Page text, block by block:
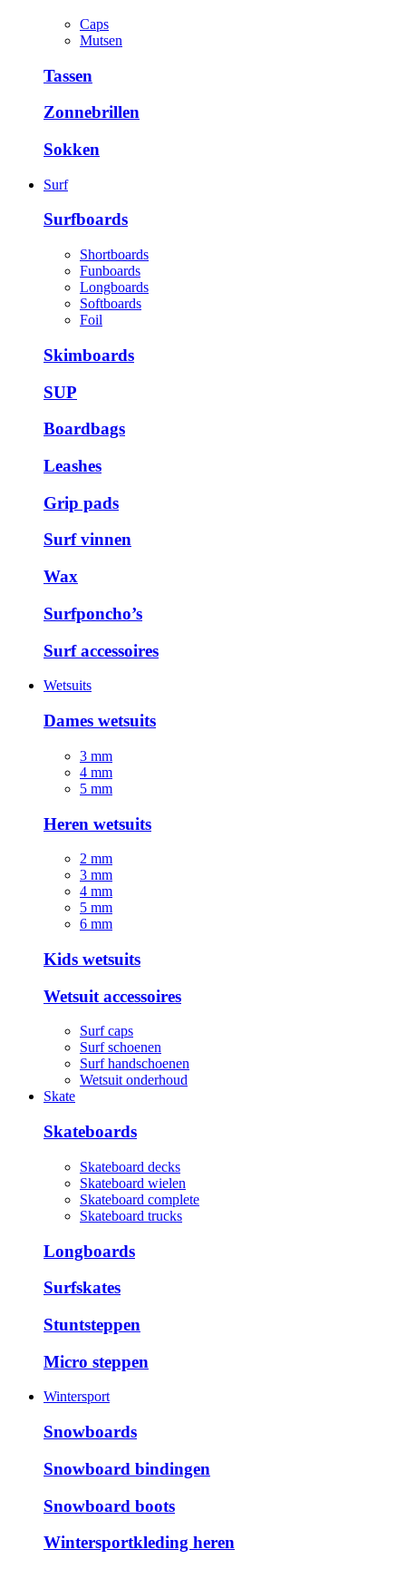
Caps
Mutsen
Tassen
Zonnebrillen
Sokken
Surf
Surfboards
Shortboards
Funboards
Longboards
Softboards
Foil
Skimboards
SUP
Boardbags
Leashes
Grip pads
Surf vinnen
Wax
Surfponcho’s
Surf accessoires
Wetsuits
Dames wetsuits
3 mm
4 mm
5 mm
Heren wetsuits
2 mm
3 mm
4 mm
5 mm
6 mm
Kids wetsuits
Wetsuit accessoires
Surf caps
Surf schoenen
Surf handschoenen
Wetsuit onderhoud
Skate
Skateboards
Skateboard decks
Skateboard wielen
Skateboard complete
Skateboard trucks
Longboards
Surfskates
Stuntsteppen
Micro steppen
Wintersport
Snowboards
Snowboard bindingen
Snowboard boots
Wintersportkleding heren